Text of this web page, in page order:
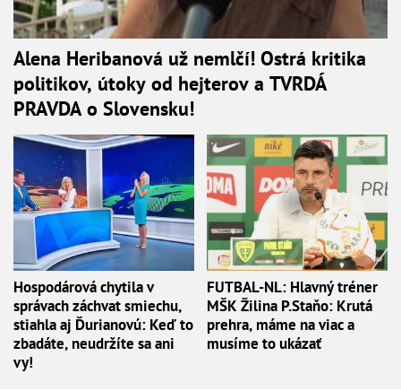
Alena Heribanová už nemlčí! Ostrá kritika
politikov, útoky od hejterov a TVRDÁ
PRAVDA o Slovensku!
Hospodárová chytila v
správach záchvat smiechu,
stiahla aj Ďurianovú: Keď to
zbadáte, neudržíte sa ani
vy!
FUTBAL-NL: Hlavný tréner
MŠK Žilina P.Staňo: Krutá
prehra, máme na viac a
musíme to ukázať